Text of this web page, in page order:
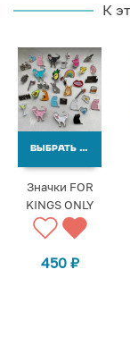
К
ВЫБРАТЬ ВАРИАНТЫ
Значки FOR
KINGS ONLY
450 ₽